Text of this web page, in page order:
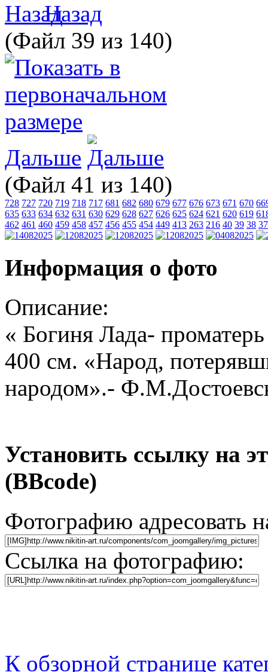
Назад
(Файл 39 из 140)
Дальше
(Файл 41 из 140)
728 727 720 719 718 717 681 682 680 679 677 676 673 671 670
635 633 634 632 631 630 629 628 627 626 625 624 621 620 619
462 461 460 459 458 457 456 455 454 449 413 263 216 40 39 38 37
Информация о фото
Описание:
« Богиня Лада-
400 см. «Народ,
народом».-
Установить ссылку на
(BBcode)
Фотографию адресовать
Ссылка на фотографию:
К обзорной странице